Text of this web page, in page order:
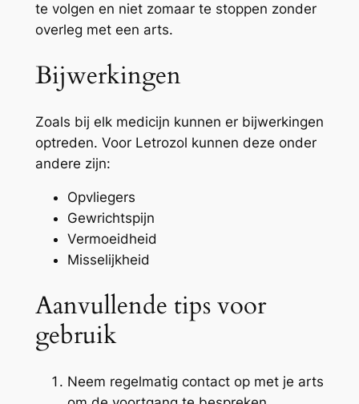
te volgen en niet zomaar te stoppen zonder
overleg met een arts.
Bijwerkingen
Zoals bij elk medicijn kunnen er bijwerkingen
optreden. Voor Letrozol kunnen deze onder
andere zijn:
Opvliegers
Gewrichtspijn
Vermoeidheid
Misselijkheid
Aanvullende tips voor
gebruik
Neem regelmatig contact op met je arts